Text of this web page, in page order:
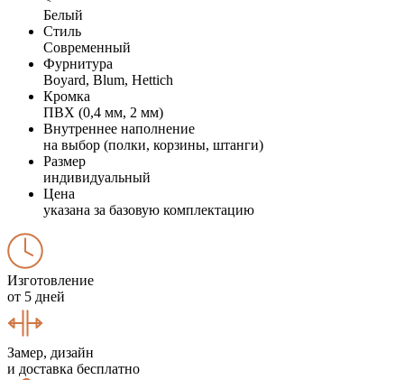
Белый
Стиль
Современный
Фурнитура
Boyard, Blum, Hettich
Кромка
ПВХ (0,4 мм, 2 мм)
Внутреннее наполнение
на выбор (полки, корзины, штанги)
Размер
индивидуальный
Цена
указана за базовую комплектацию
Изготовление
от 5 дней
Замер, дизайн
и доставка бесплатно